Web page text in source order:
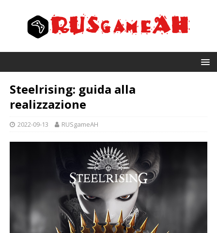
Steelrising: guida alla
realizzazione
2022-09-13 RUSgameAH